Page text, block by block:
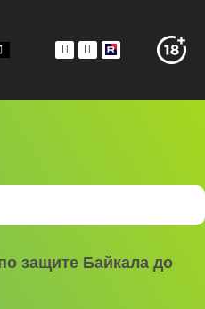
защите Байкала до